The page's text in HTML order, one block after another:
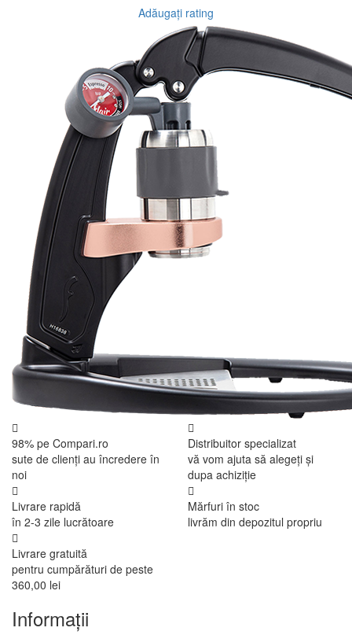
Adăugați rating
98% pe Compari.ro
sute de clienți au încredere în
noi
Distribuitor specializat
vă vom ajuta să alegeți și
dupa achiziție
Livrare rapidă
în 2-3 zile lucrătoare
Mărfuri în stoc
livrăm din depozitul propriu
Livrare gratuită
pentru cumpărături de peste
360,00 lei
Informaţii